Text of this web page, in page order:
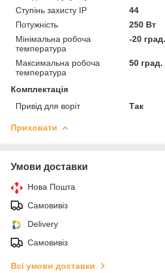
Ступінь захисту IP
44
Потужність
250 Вт
Мінімальна робоча
температура
-20 град.
Максимальна робоча
температура
50 град.
Комплектація
Привід для воріт
Так
Приховати
Умови доставки
Нова Пошта
Самовивіз
Delivery
Самовивіз
Всі умови доставки